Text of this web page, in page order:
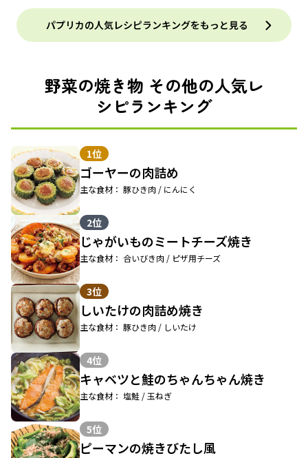
パプリカの人気レシピランキングをもっと見る
野菜の焼き物 その他の人気レ
シピランキング
1位
ゴーヤーの肉詰め
主な食材： 豚ひき肉 / にんにく
2位
じゃがいものミートチーズ焼き
主な食材： 合いびき肉 / ピザ用チーズ
3位
しいたけの肉詰め焼き
主な食材： 豚ひき肉 / しいたけ
4位
キャベツと鮭のちゃんちゃん焼き
主な食材： 塩鮭 / 玉ねぎ
5位
ピーマンの焼きびたし風